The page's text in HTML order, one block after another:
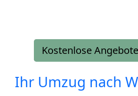
Kostenlose
Ihr Umzug nach